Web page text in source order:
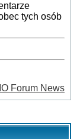
tych osób